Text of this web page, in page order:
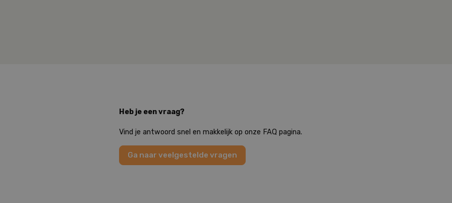
Heb je een vraag?
Vind je antwoord snel en makkelijk op onze FAQ pagina.
Ga naar veelgestelde vragen